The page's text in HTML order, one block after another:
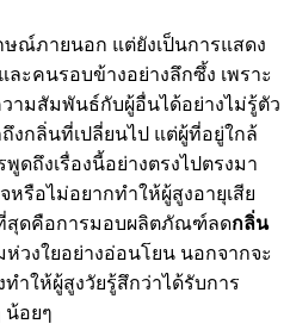
ณ์ภายนอก แต่ยังเป็นการแสดง
ละคนรอบข้างอย่างลึกซึ้ง เพราะ
ามสัมพันธ์กับผู้อื่นได้อย่างไม่รู้ตัว
งกลิ่นที่เปลี่ยนไป แต่ผู้ที่อยู่ใกล้
ดถึงเรื่องนี้อย่างตรงไปตรงมา
จหรือไม่อยากทำให้ผู้สูงอายุเสีย
สุดคือการมอบผลิตภัณฑ์ลดกลิ่น
วงใยอย่างอ่อนโยน นอกจากจะ
ำให้ผู้สูงวัยรู้สึกว่าได้รับการ
น้อยๆ